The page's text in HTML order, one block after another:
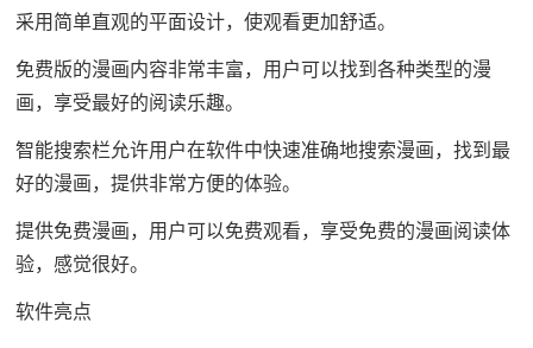
采用简单直观的平面设计，使观看更加舒适。
免费版的漫画内容非常丰富，用户可以找到各种类型的漫
画，享受最好的阅读乐趣。
智能搜索栏允许用户在软件中快速准确地搜索漫画，找到最
好的漫画，提供非常方便的体验。
提供免费漫画，用户可以免费观看，享受免费的漫画阅读体
验，感觉很好。
软件亮点